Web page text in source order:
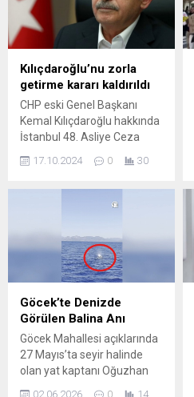
Kılıçdaroğlu’nu zorla
getirme kararı kaldırıldı
CHP eski Genel Başkanı
Kemal Kılıçdaroğlu hakkında
İstanbul 48. Asliye Ceza
verilen zorla getirme kararı,
çekildi. Kılıçdaroğlu’nun
ilişkin yaptığı açıklamada,
mahkemenin kendi kararını
itiraz beklenmeden geri
almak zorunda kaldığını
belirtti. Çelik, yaptığı
açıklamada şu ifadeleri
ile ilgili hukuksuz...
17.10.2024 0 30
Göcek’te Denizde
Görülen Balina Anı
Göcek Mahallesi açıklarında
27 Mayıs’ta seyir halinde
olan yat kaptanı Oğuzhan
Çoban ile arkadaşları,
02.06.2026 0 14